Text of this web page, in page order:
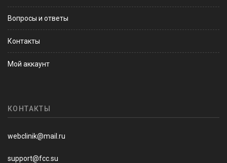
Вопросы и ответы
Контакты
Мой аккаунт
КОНТАКТЫ
webclinik@mail.ru
support@fcc.su